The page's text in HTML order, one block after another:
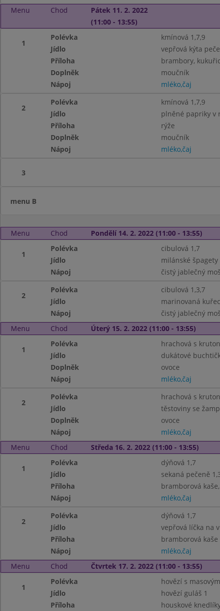
Menu
Chod
Pátek 11. 2. 2022
(11:00 - 13:55)
1
Polévka
kmínová 1,7,9
Jídlo
vepřová kýta
Příloha
brambory,
Doplněk
moučník
Nápoj
mléko,čaj
2
Polévka
kmínová 1,7,9
Jídlo
plněné papriky v
Příloha
rýže
Doplněk
moučník
Nápoj
mléko,čaj
3
menu B
Menu Chod Pondělí 14. 2. 2022 (11:00 - 13:55)
1
Polévka
cibulová 1,7
Jídlo
milánské
Nápoj
čistý jablečný
2
Polévka
cibulová 1,3,7
Jídlo
marinovaná
Nápoj
čistý jablečný
Menu
Chod Úterý 15. 2. 2022 (11:00 - 13:55)
1
Polévka
hrachová s
Jídlo
dukátové
Doplněk
ovoce
Nápoj
mléko,čaj
2
Polévka
hrachová s
Jídlo
těstoviny se
Doplněk
ovoce
Nápoj
mléko,čaj
Menu
Chod Středa 16. 2. 2022 (11:00 - 13:55)
1
Polévka
dýňová 1,7
Jídlo
sekaná pečeně
Příloha
bramborová
Nápoj
mléko,čaj
2
Polévka
dýňová 1,7
Jídlo
vepřová líčka na
Příloha
bramborová kaše
Nápoj
mléko,čaj
Menu
Chod Čtvrtek 17. 2. 2022 (11:00 - 13:55)
1
Polévka
hovězí s
Jídlo
hovězí guláš 1
Příloha
houskové